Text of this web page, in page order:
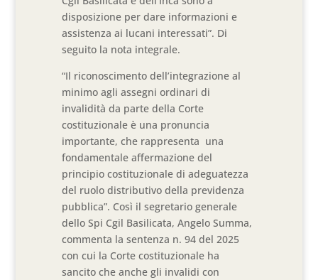
disposizione per dare informazioni e
assistenza ai lucani interessati”. Di
seguito la nota integrale.
“Il riconoscimento dell’integrazione al
minimo agli assegni ordinari di
invalidità da parte della Corte
costituzionale è una pronuncia
importante, che rappresenta una
fondamentale affermazione del
principio costituzionale di adeguatezza
del ruolo distributivo della previdenza
pubblica”. Così il segretario generale
dello Spi Cgil Basilicata, Angelo Summa,
commenta la sentenza n. 94 del 2025
con cui la Corte costituzionale ha
sancito che anche gli invalidi con